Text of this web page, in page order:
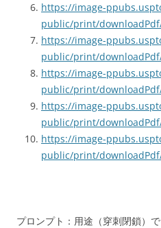
https://image-
public/print/
https://image-
public/print/
https://image-
public/print/
https://image-
public/print/
https://image-
public/print/
プロンプト：用途（穿刺閉鎖）